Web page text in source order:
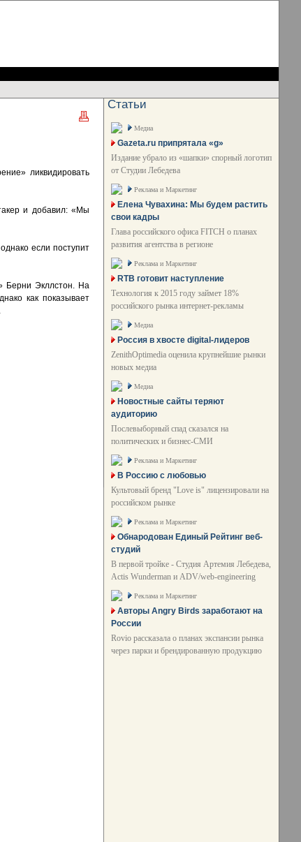
ликвидировать
и добавил: «Мы
если поступит
Берни Экллстон. На
как показывает
Статьи
Медиа
Gazeta.ru припрятала «g»
Издание убрало из «шапки» спорный логотип
от Студии Лебедева
Реклама и Маркетинг
Елена Чувахина: Мы будем растить
свои кадры
Глава российского офиса FITCH о планах
развития агентства в регионе
Реклама и Маркетинг
RTB готовит наступление
Технология к 2015 году займет 18%
российского рынка интернет-рекламы
Медиа
Россия в хвосте digital-лидеров
ZenithOptimedia оценила крупнейшие рынки
новых медиа
Медиа
Новостные сайты теряют
аудиторию
Послевыборный спад сказался на
политических и бизнес-СМИ
Реклама и Маркетинг
В Россию с любовью
Культовый бренд "Love is" лицензировали на
российском рынке
Реклама и Маркетинг
Обнародован Единый Рейтинг веб-
студий
В первой тройке - Студия Артемия Лебедева,
Actis Wunderman и ADV/web-engineering
Реклама и Маркетинг
Авторы Angry Birds заработают на
России
Rovio рассказала о планах экспансии рынка
через парки и брендированную продукцию